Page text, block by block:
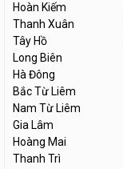
Hoàn Kiếm
Thanh Xuân
Tây Hồ
Long Biên
Hà Đông
Bắc Từ Liêm
Nam Từ Liêm
Gia Lâm
Hoàng Mai
Thanh Trì